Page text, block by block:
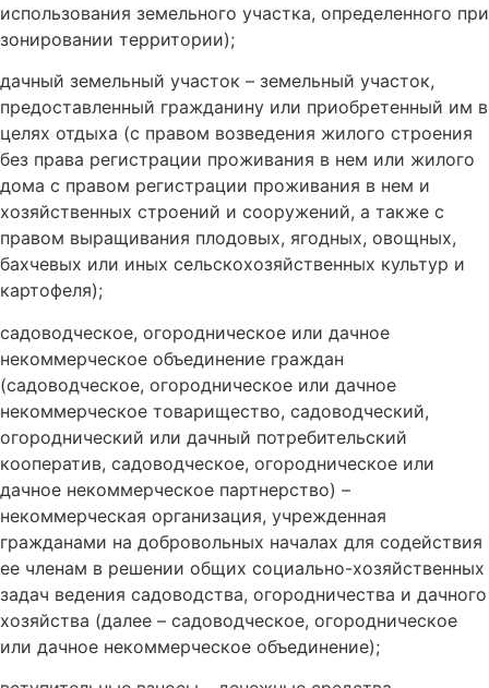
использования земельного участка, определенного при
зонировании территории);
дачный земельный участок – земельный участок,
предоставленный гражданину или приобретенный им в
целях отдыха (с правом возведения жилого строения
без права регистрации проживания в нем или жилого
дома с правом регистрации проживания в нем и
хозяйственных строений и сооружений, а также с
правом выращивания плодовых, ягодных, овощных,
бахчевых или иных сельскохозяйственных культур и
картофеля);
садоводческое, огородническое или дачное
некоммерческое объединение граждан
(садоводческое, огородническое или дачное
некоммерческое товарищество, садоводческий,
огороднический или дачный потребительский
кооператив, садоводческое, огородническое или
дачное некоммерческое партнерство) –
некоммерческая организация, учрежденная
гражданами на добровольных началах для содействия
ее членам в решении общих социально-хозяйственных
задач ведения садоводства, огородничества и дачного
хозяйства (далее – садоводческое, огородническое
или дачное некоммерческое объединение);